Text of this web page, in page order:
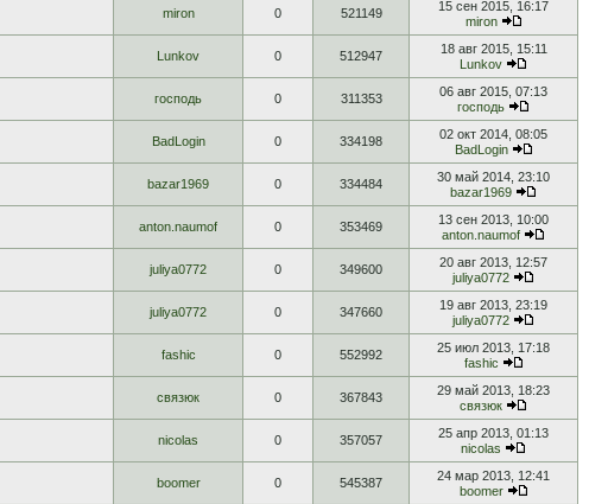
miron 0 521149
15 сен 2015, 16:17
miron
Lunkov 0 512947
18 авг 2015, 15:11
Lunkov
господь 0 311353
06 авг 2015, 07:13
господь
BadLogin 0 334198
02 окт 2014, 08:05
BadLogin
bazar1969 0 334484
30 май 2014, 23:10
bazar1969
anton.naumof 0 353469
13 сен 2013, 10:00
anton.naumof
juliya0772 0 349600
20 авг 2013, 12:57
juliya0772
juliya0772 0 347660
19 авг 2013, 23:19
juliya0772
fashic 0 552992
25 июл 2013, 17:18
fashic
связюк 0 367843
29 май 2013, 18:23
связюк
nicolas 0 357057
25 апр 2013, 01:13
nicolas
boomer 0 545387
24 мар 2013, 12:41
boomer